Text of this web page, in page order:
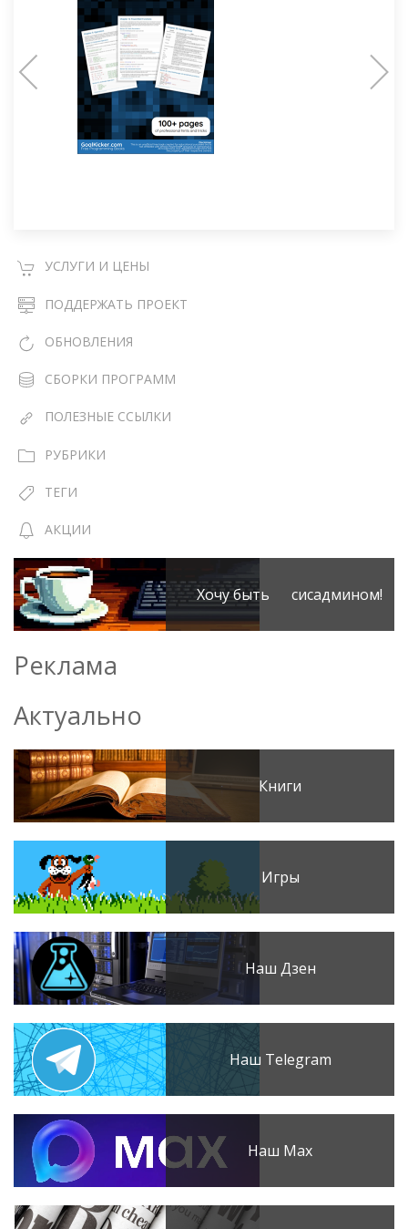
УСЛУГИ И ЦЕНЫ
ПОДДЕРЖАТЬ ПРОЕКТ
ОБНОВЛЕНИЯ
СБОРКИ ПРОГРАММ
ПОЛЕЗНЫЕ ССЫЛКИ
РУБРИКИ
ТЕГИ
АКЦИИ
Хочу быть сисадмином!
Реклама
Актуально
Книги
Игры
Наш Дзен
Наш Telegram
Наш Max